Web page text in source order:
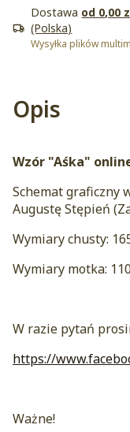
Dostawa od 0,00
(Polska)
Wysyłka plików
Opis
Wzór "Aśka"
Schemat graficzny
Augustę Stępień
Wymiary chusty:
Wymiary motka:
W razie pytań
https://
Ważne!